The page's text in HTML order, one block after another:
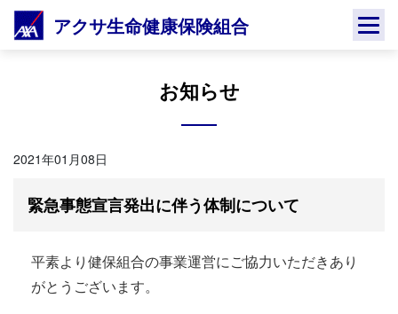
Skip
アクサ生命健康保険組合
お知らせ
2021年01月08日
緊急事態宣言発出に伴う体制について
平素より健保組合の事業運営にご協力いただきあり
がとうございます。